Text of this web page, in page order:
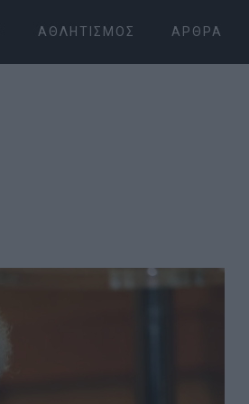
ΑΘΛΗΤΙΣΜΌΣ ΆΡΘΡΑ